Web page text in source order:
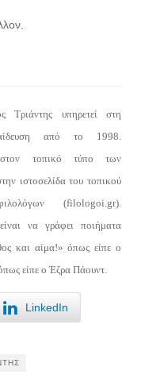
Τριάντης υπηρετεί στη
από το 1998.
στον τοπικό τύπο των
ιστοσελίδα του τοπικού
(filologoi.gr).
να γράφει ποιήματα
και αίμα!» όπως είπε ο
είπε ο Έζρα Πάουντ.
LinkedIn